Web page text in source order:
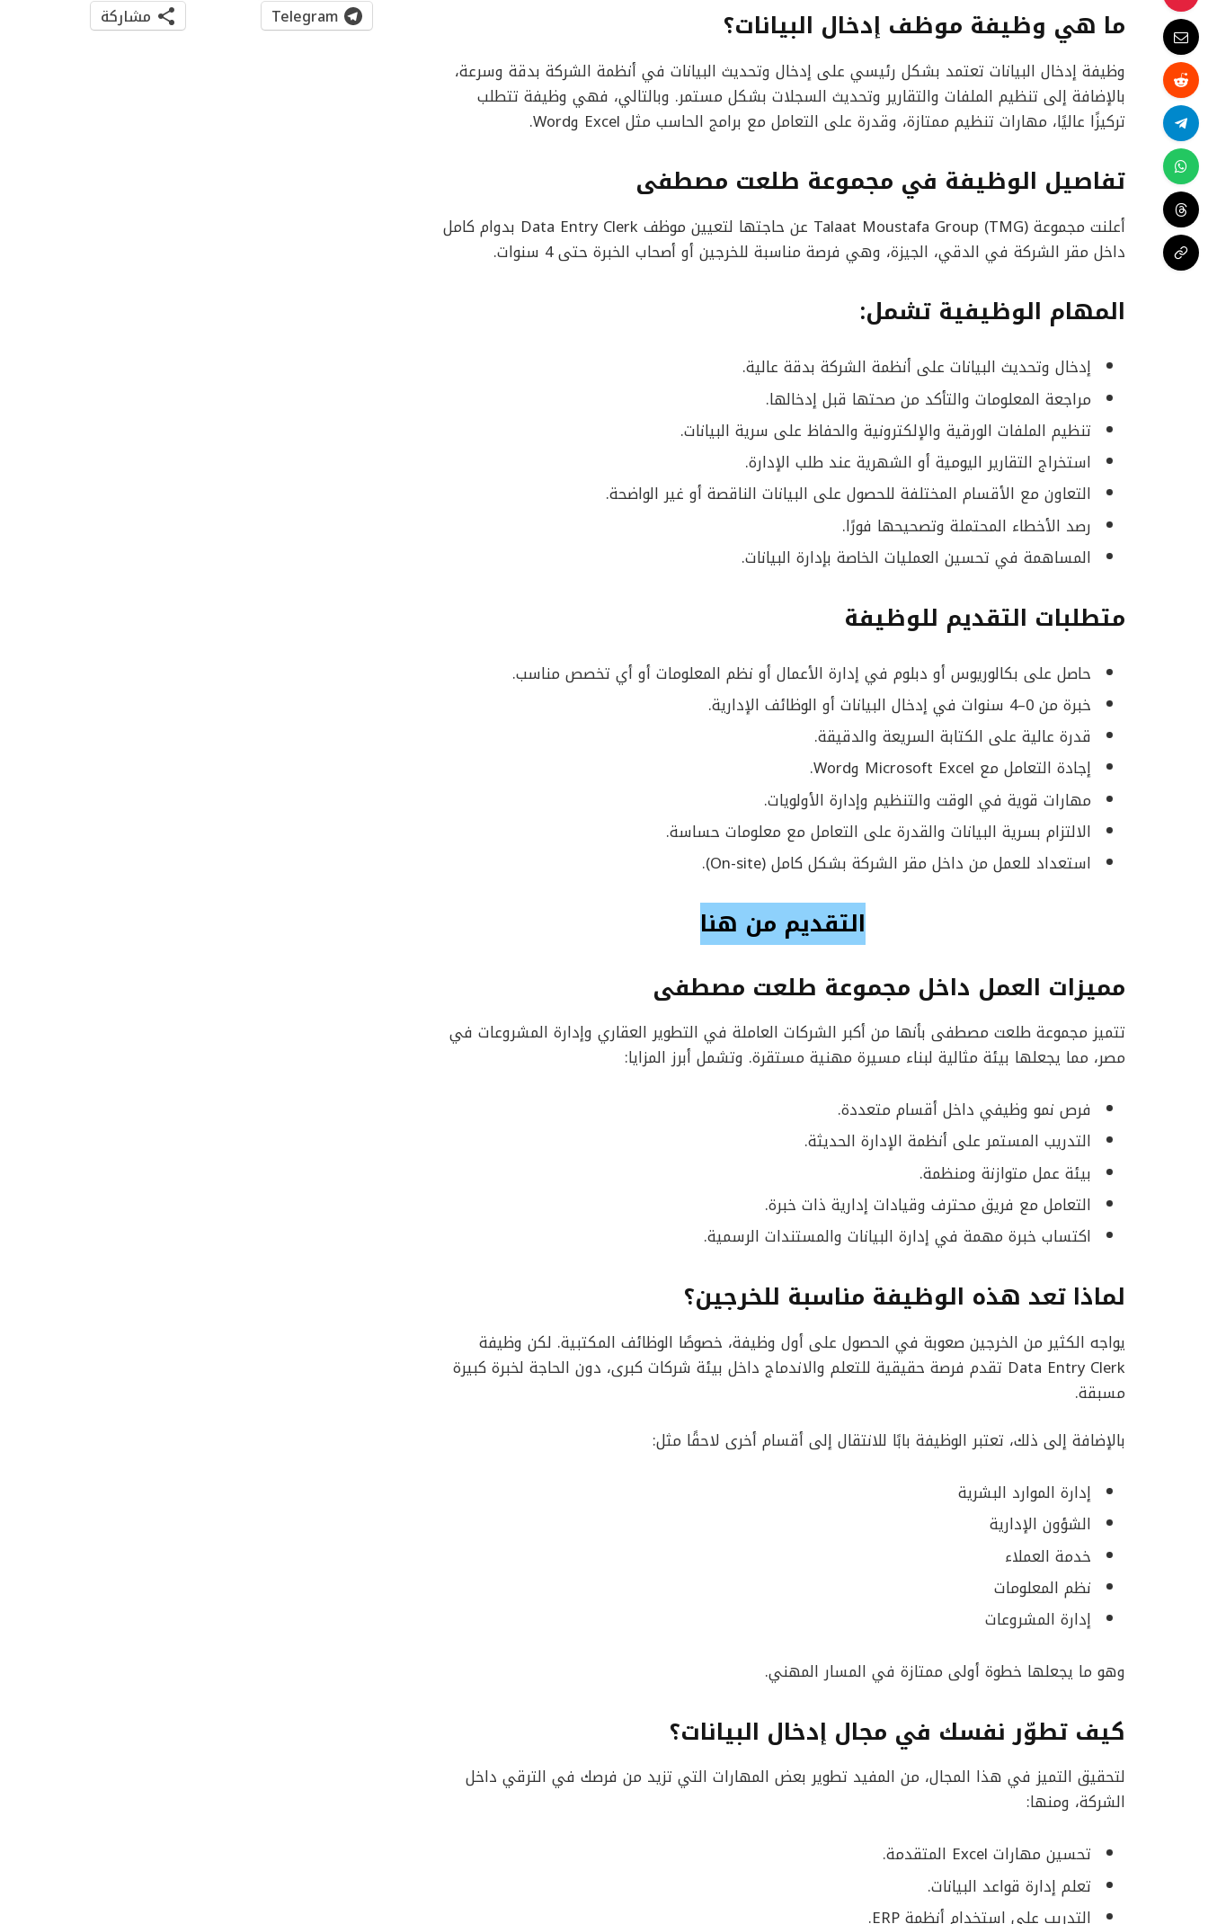
ما هي وظيفة موظف إدخال البيانات؟
وظيفة إدخال البيانات تعتمد بشكل رئيسي على إدخال وتحديث البيانات في أنظمة الشركة بدقة وسرعة،
بالإضافة إلى تنظيم الملفات والتقارير وتحديث السجلات بشكل مستمر. وبالتالي، فهي وظيفة تتطلب
تركيزًا عاليًا، مهارات تنظيم ممتازة، وقدرة على التعامل مع برامج الحاسب مثل Excel وWord.
تفاصيل الوظيفة في مجموعة طلعت مصطفى
أعلنت مجموعة Talaat Moustafa Group (TMG) عن حاجتها لتعيين موظف Data Entry Clerk بدوام كامل
داخل مقر الشركة في الدقي، الجيزة، وهي فرصة مناسبة للخرجين أو أصحاب الخبرة حتى 4 سنوات.
المهام الوظيفية تشمل:
إدخال وتحديث البيانات على أنظمة الشركة بدقة عالية.
مراجعة المعلومات والتأكد من صحتها قبل إدخالها.
تنظيم الملفات الورقية والإلكترونية والحفاظ على سرية البيانات.
استخراج التقارير اليومية أو الشهرية عند طلب الإدارة.
التعاون مع الأقسام المختلفة للحصول على البيانات الناقصة أو غير الواضحة.
رصد الأخطاء المحتملة وتصحيحها فورًا.
المساهمة في تحسين العمليات الخاصة بإدارة البيانات.
متطلبات التقديم للوظيفة
حاصل على بكالوريوس أو دبلوم في إدارة الأعمال أو نظم المعلومات أو أي تخصص مناسب.
خبرة من 0–4 سنوات في إدخال البيانات أو الوظائف الإدارية.
قدرة عالية على الكتابة السريعة والدقيقة.
إجادة التعامل مع Microsoft Excel وWord.
مهارات قوية في الوقت والتنظيم وإدارة الأولويات.
الالتزام بسرية البيانات والقدرة على التعامل مع معلومات حساسة.
استعداد للعمل من داخل مقر الشركة بشكل كامل (On-site).
التقديم من هنا
مميزات العمل داخل مجموعة طلعت مصطفى
تتميز مجموعة طلعت مصطفى بأنها من أكبر الشركات العاملة في التطوير العقاري وإدارة المشروعات في
مصر، مما يجعلها بيئة مثالية لبناء مسيرة مهنية مستقرة. وتشمل أبرز المزايا:
فرص نمو وظيفي داخل أقسام متعددة.
التدريب المستمر على أنظمة الإدارة الحديثة.
بيئة عمل متوازنة ومنظمة.
التعامل مع فريق محترف وقيادات إدارية ذات خبرة.
اكتساب خبرة مهمة في إدارة البيانات والمستندات الرسمية.
لماذا تعد هذه الوظيفة مناسبة للخرجين؟
يواجه الكثير من الخرجين صعوبة في الحصول على أول وظيفة، خصوصًا الوظائف المكتبية. لكن وظيفة
Data Entry Clerk تقدم فرصة حقيقية للتعلم والاندماج داخل بيئة شركات كبرى، دون الحاجة لخبرة كبيرة
مسبقة.
بالإضافة إلى ذلك، تعتبر الوظيفة بابًا للانتقال إلى أقسام أخرى لاحقًا مثل:
إدارة الموارد البشرية
الشؤون الإدارية
خدمة العملاء
نظم المعلومات
إدارة المشروعات
وهو ما يجعلها خطوة أولى ممتازة في المسار المهني.
كيف تطوّر نفسك في مجال إدخال البيانات؟
لتحقيق التميز في هذا المجال، من المفيد تطوير بعض المهارات التي تزيد من فرصك في الترقي داخل
الشركة، ومنها:
تحسين مهارات Excel المتقدمة.
تعلم إدارة قواعد البيانات.
التدريب على استخدام أنظمة ERP.
Telegram
مشاركة